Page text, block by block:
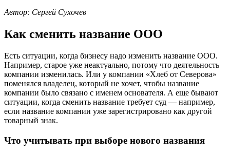
Автор: Сергей Сухочев
Как сменить название ООО
Есть ситуации, когда бизнесу надо изменить название ООО.
Например, старое уже неактуально, потому что деятельность
компании изменилась. Или у компании «Хлеб от Северова»
поменялся владелец, который не хочет, чтобы название
компании было связано с именем основателя. А еще бывают
ситуации, когда сменить название требует суд — например,
если название компании уже зарегистрировано как другой
товарный знак.
Что учитывать при выборе нового названия